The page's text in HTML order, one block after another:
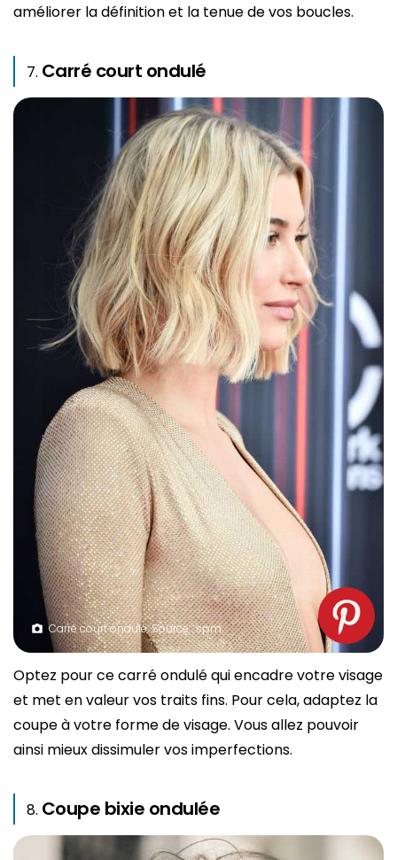
améliorer la définition et la tenue de vos boucles.
Carré court ondulé
Carré court ondulé. Source : spm
Optez pour ce carré ondulé qui encadre votre visage
et met en valeur vos traits fins. Pour cela, adaptez la
coupe à votre forme de visage. Vous allez pouvoir
ainsi mieux dissimuler vos imperfections.
Coupe bixie ondulée